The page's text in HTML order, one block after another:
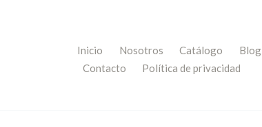
Inicio Nosotros Catálogo
Blog
Contacto
Política de privacidad